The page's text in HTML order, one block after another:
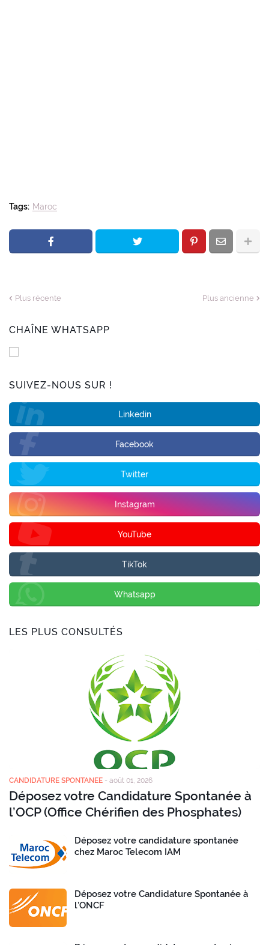
Tags: Maroc
Plus récente Plus ancienne
CHAÎNE WHATSAPP
SUIVEZ-NOUS SUR !
Linkedin
Facebook
Twitter
Instagram
YouTube
TikTok
Whatsapp
LES PLUS CONSULTÉS
CANDIDATURE SPONTANEE - août 01, 2026
Déposez votre Candidature Spontanée à
l’OCP (Office Chérifien des Phosphates)
Déposez votre candidature spontanée
chez Maroc Telecom IAM
Déposez votre Candidature Spontanée à
l’ONCF